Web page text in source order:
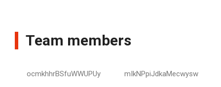
Team members
ocmkhhrBSfuWWUPUy mIkNPpiJdkaMecwysw